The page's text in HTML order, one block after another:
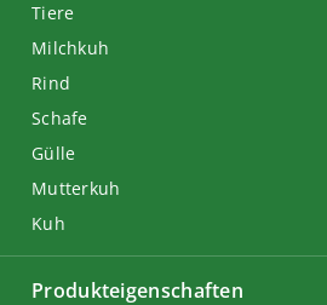
Tiere
Milchkuh
Rind
Schafe
Gülle
Mutterkuh
Kuh
Produkteigenschaften